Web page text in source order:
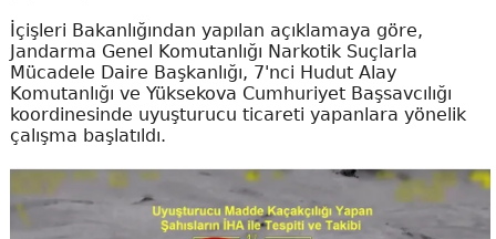
İçişleri Bakanlığından yapılan açıklamaya göre,
Jandarma Genel Komutanlığı Narkotik Suçlarla
Mücadele Daire Başkanlığı, 7'nci Hudut Alay
Komutanlığı ve Yüksekova Cumhuriyet Başsavcılığı
koordinesinde uyuşturucu ticareti yapanlara yönelik
çalışma başlatıldı.